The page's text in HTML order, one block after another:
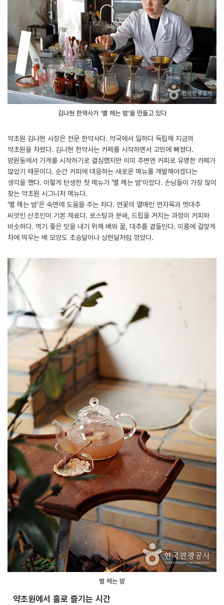
김나현 한약사가 ‘별 헤는 밤’을 만들고 있다
약초원 김나현 사장은 전문 한약사다. 약국에서 일하다 독립해 지금의
약초원을 차렸다. 김나현 한약사는 카페를 시작하면서 고민에 빠졌다.
망원동에서 가게를 시작하기로 결심했지만 이미 주변엔 커피로 유명한 카페가
많았기 때문이다. 순간 커피에 대응하는 새로운 메뉴를 개발해야겠다는
생각을 했다. 이렇게 탄생한 첫 메뉴가 ‘별 헤는 밤’이었다. 손님들이 가장 많이
찾는 약초원 시그니처 메뉴다.
‘별 헤는 밤’은 숙면에 도움을 주는 차다. 연꽃의 열매인 연자육과 멧대추
씨앗인 산조인이 기본 재료다. 로스팅과 분쇄, 드립을 거치는 과정이 커피와
비슷하다. 먹기 좋은 맛을 내기 위해 배와 꿀, 대추를 곁들인다. 이름에 걸맞게
차에 띄우는 배 모양도 초승달이나 상현달처럼 깎았다.
별 헤는 밤
약초원에서 홀로 즐기는 시간